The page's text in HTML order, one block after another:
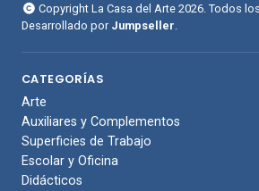
Copyright La Casa del Arte 2026. Todos
Desarrollado por Jumpseller
CATEGORÍAS
Arte
Auxiliares y Complementos
Superficies de Trabajo
Escolar y Oficina
Didácticos